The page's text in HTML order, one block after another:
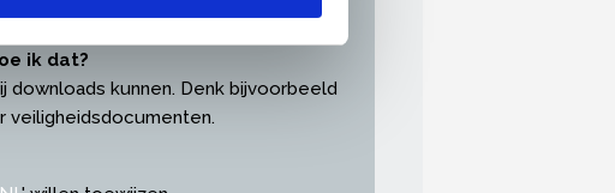
ik dat?
kunnen. Denk bijvoorbeeld
veiligheidsdocumenten.